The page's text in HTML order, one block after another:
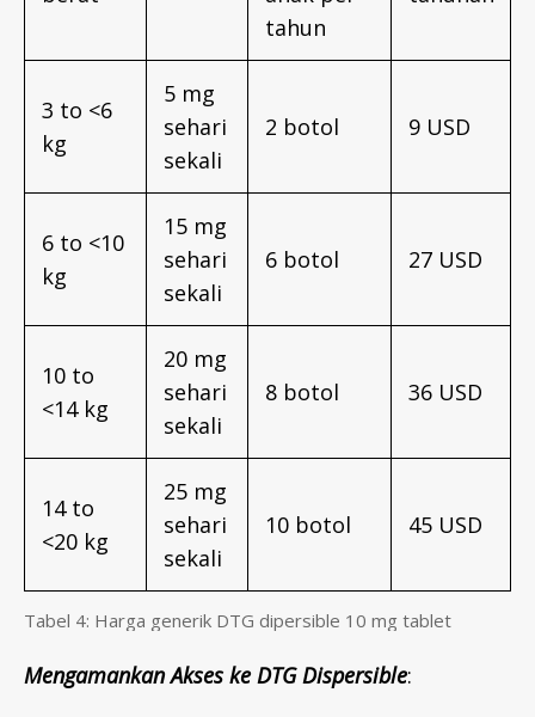
tahun
3 to <6
kg
5 mg
sehari
sekali
2 botol 9 USD
6 to <10
kg
15 mg
sehari
sekali
6 botol 27 USD
10 to
<14 kg
20 mg
sehari
sekali
8 botol 36 USD
14 to
<20 kg
25 mg
sehari
sekali
10 botol 45 USD
Tabel 4: Harga generik DTG dipersible 10 mg tablet
Mengamankan Akses keDTG Dispersible: